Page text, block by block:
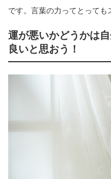
です。言葉の力ってとっても
運が悪いかどうかは
良いと思おう！